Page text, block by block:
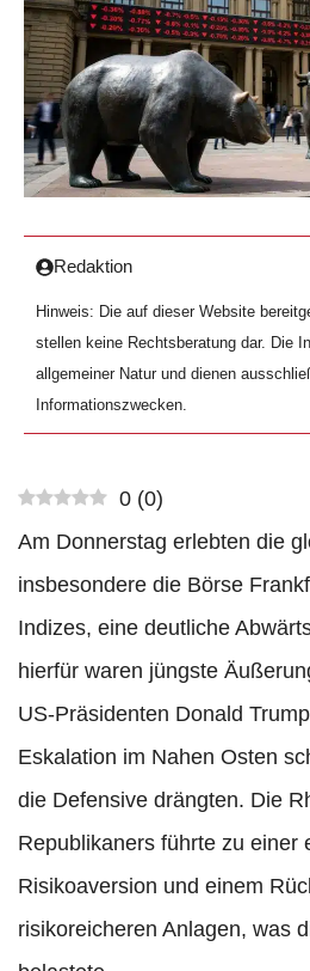
Redaktion
Hinweis: Die auf dieser Website
stellen keine Rechtsberatung dar. Die
allgemeiner Natur und dienen
Informationszwecken.
0 (0)
Am Donnerstag erlebten die
insbesondere die Börse
Indizes, eine deutliche
hierfür waren jüngste
US-Präsidenten Donald
Eskalation im Nahen Osten
die Defensive drängten. Die
Republikaners führte zu einer
Risikoaversion und einem
risikoreicheren Anlagen, was